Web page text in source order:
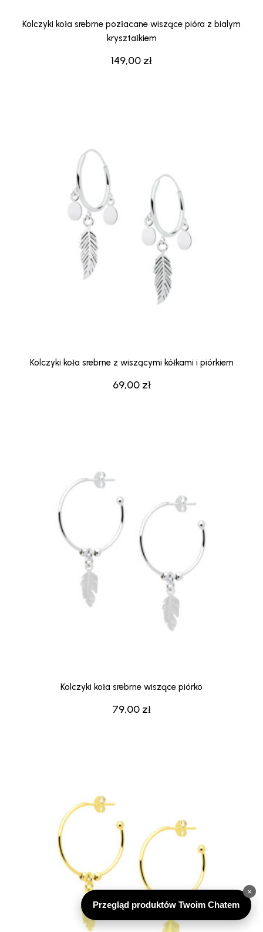
149,00 zł
Kolczyki koła srebrne pozłacane wiszące pióra z bialym
kryształkiem
69,00 zł
Kolczyki koła srebrne z wiszącymi kółkami i piórkiem
79,00 zł
Kolczyki koła srebrne wiszące piórko
×
Przegląd produktów Twoim Chatem